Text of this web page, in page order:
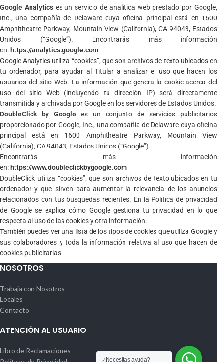
Google Analyticses un servicio de analítica web prestado por Google,
Inc., una compañía de Delaware cuya oficina principal está en 1600
Amphitheatre Parkway, Mountain View (California), CA 94043, Estados
Unidos (“Google”). Encontrarás más información
en: https://analytics.google.com
Google Analytics utiliza “cookies”, que son archivos de texto ubicados en
tu ordenador, para ayudar al Titular a analizar el uso que hacen los
usuarios del sitio Web. La información que genera la cookie acerca del
uso del sitio Web (incluyendo tu dirección IP) será directamente
transmitida y archivada por Google en los servidores de Estados Unidos.
DoubleClick by Google es un conjunto de servicios publicitarios
proporcionado por Google, Inc., una compañía de Delaware cuya oficina
principal está en 1600 Amphitheatre Parkway, Mountain View
(California), CA 94043, Estados Unidos (“Google”).
Encontrarás más información
en: https://www.doubleclickbygoogle.com
DoubleClick utiliza “cookies”, que son archivos de texto ubicados en tu
ordenador y que sirven para aumentar la relevancia de los anuncios
relacionados con tus búsquedas recientes. En la Política de privacidad
de Google se explica cómo Google gestiona tu privacidad en lo que
respecta al uso de las cookies y otra información.
También puedes ver una lista de los tipos de cookies que utiliza Google y
sus colaboradores y toda la información relativa al uso que hacen de
cookies publicitarias.
NOSOTROS
Trabaja con Nosotros
Locales
Contacto
ATENCIÓN AL USUARIO
Libro de Reclamaciones
¿Necesitas ayuda?